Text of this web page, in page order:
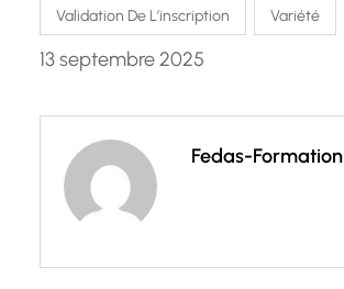
Validation De L’inscription Variété
13 septembre 2025
Fedas-Formation